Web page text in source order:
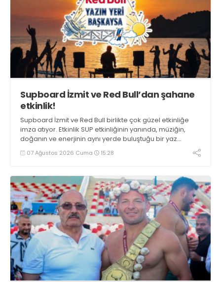
Supboard İzmit ve Red Bull’dan şahane
etkinlik!
Supboard İzmit ve Red Bull birlikte çok güzel etkinliğe
imza atıyor. Etkinlik SUP etkinliğinin yanında, müziğin,
doğanın ve enerjinin aynı yerde buluştuğu bir yaz
deneyimini de buluşturuyor.
07 Ağustos 2026 Cuma 15:28